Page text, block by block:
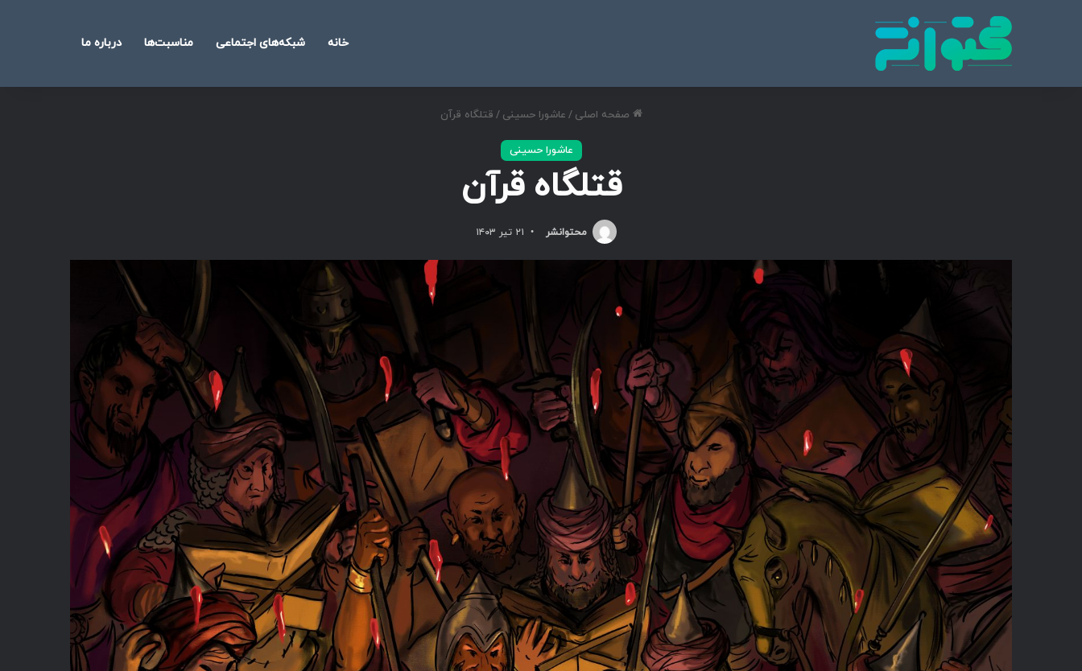
خانه شبکه‌های اجتماعی مناسبت‌ها درباره ما
محتوا نشر پایگاه تخصصی انتشار محتوای مناسبتی و موضوعی
صفحه اصلی / عاشورا حسینی / قتلگاه قرآن
عاشورا حسینی
قتلگاه قرآن
محتوانشر ۲۱ تیر ۱۴۰۳